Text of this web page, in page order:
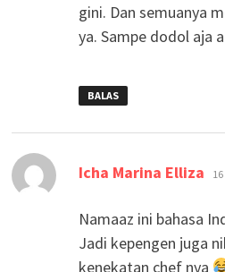
gini. Dan semuanya
ya. Sampe dodol aja
BALAS
Icha Marina Elliza
Namaaz ini bahasa
Jadi kepengen juga
kenekatan chef nya